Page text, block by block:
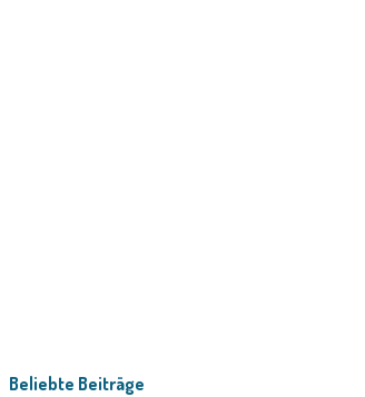
Beliebte Beiträge